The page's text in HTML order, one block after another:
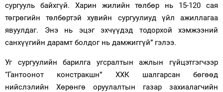
сургууль байхгүй. Харин жилийн төлбөр нь 15-120 сая
төгрөгийн төлбөртэй хувийн сургуулиуд үйл ажиллагаа
явуулдаг. Энэ нь эцэг эхчүүдэд тодорхой хэмжээний
санхүүгийн дарамт болдог нь дамжиггүй” гэлээ.
Уг сургуулийн барилга угсралтын ажлын гүйцэтгэгчээр
“Гантоонот констракшн” ХХК шалгарсан бөгөөд
нийслэлийн Хөрөнгө оруулалтын газар захиалагчийн